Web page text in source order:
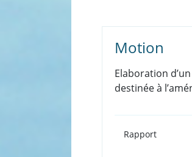
Motion
Elaboration
destinée à
Rapport